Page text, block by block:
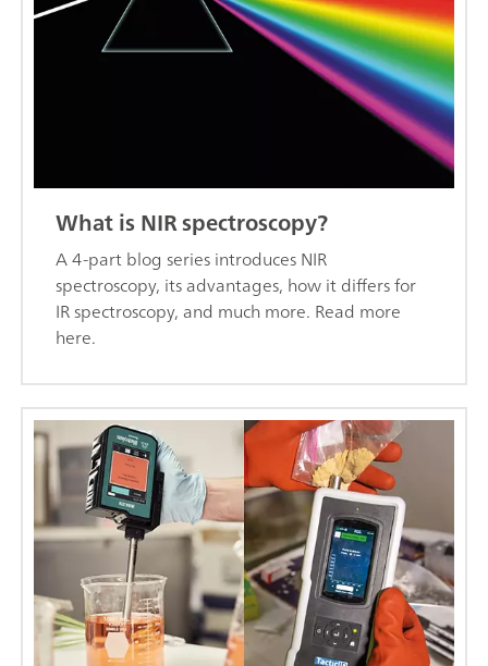
What is NIR spectroscopy?
A 4-part blog series introduces NIR
spectroscopy, its advantages, how it differs for
IR spectroscopy, and much more. Read more
here.